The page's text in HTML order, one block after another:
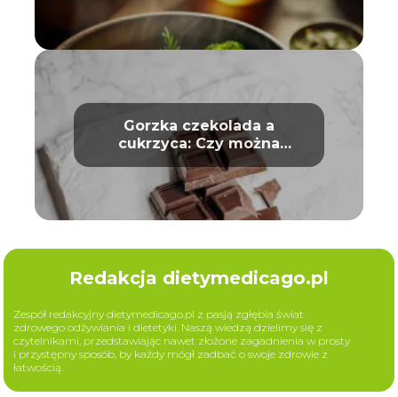
Gorzka czekolada a
cukrzyca: Czy można
bezpiecznie ją jeść?
Redakcja dietymedicago.pl
Zespół redakcyjny dietymedicago.pl z pasją zgłębia świat
zdrowego odżywiania i dietetyki. Naszą wiedzą dzielimy się z
czytelnikami, przedstawiając nawet złożone zagadnienia w prosty
i przystępny sposób, by każdy mógł zadbać o swoje zdrowie z
łatwością.